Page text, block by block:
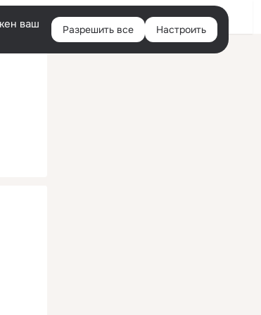
Войти
ваш
Разрешить все Настроить